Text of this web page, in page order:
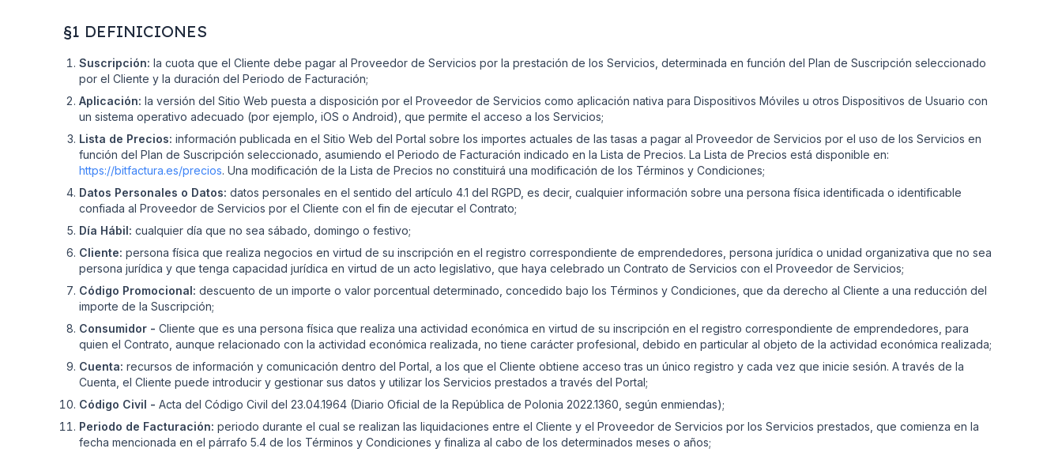
§1 DEFINICIONES
Suscripción: la cuota que el Cliente debe pagar al Proveedor de Servicios por la prestación de los Servicios, determinada en función del Plan de Suscripción seleccionado
por el Cliente y la duración del Periodo de Facturación;
Aplicación: la versión del Sitio Web puesta a disposición por el Proveedor de Servicios como aplicación nativa para Dispositivos Móviles u otros Dispositivos de Usuario con
un sistema operativo adecuado (por ejemplo, iOS o Android), que permite el acceso a los Servicios;
Lista de Precios: información publicada en el Sitio Web del Portal sobre los importes actuales de las tasas a pagar al Proveedor de Servicios por el uso de los Servicios en
función del Plan de Suscripción seleccionado, asumiendo el Periodo de Facturación indicado en la Lista de Precios. La Lista de Precios está disponible en:
https://bitfactura.es/precios. Una modificación de la Lista de Precios no constituirá una modificación de los Términos y Condiciones;
Datos Personales o Datos: datos personales en el sentido del artículo 4.1 del RGPD, es decir, cualquier información sobre una persona física identificada o identificable
confiada al Proveedor de Servicios por el Cliente con el fin de ejecutar el Contrato;
Día Hábil: cualquier día que no sea sábado, domingo o festivo;
Cliente: persona física que realiza negocios en virtud de su inscripción en el registro correspondiente de emprendedores, persona jurídica o unidad organizativa que no sea
persona jurídica y que tenga capacidad jurídica en virtud de un acto legislativo, que haya celebrado un Contrato de Servicios con el Proveedor de Servicios;
Código Promocional: descuento de un importe o valor porcentual determinado, concedido bajo los Términos y Condiciones, que da derecho al Cliente a una reducción del
importe de la Suscripción;
Consumidor - Cliente que es una persona física que realiza una actividad económica en virtud de su inscripción en el registro correspondiente de emprendedores, para
quien el Contrato, aunque relacionado con la actividad económica realizada, no tiene carácter profesional, debido en particular al objeto de la actividad económica realizada;
Cuenta: recursos de información y comunicación dentro del Portal, a los que el Cliente obtiene acceso tras un único registro y cada vez que inicie sesión. A través de la
Cuenta, el Cliente puede introducir y gestionar sus datos y utilizar los Servicios prestados a través del Portal;
Código Civil - Acta del Código Civil del 23.04.1964 (Diario Oficial de la República de Polonia 2022.1360, según enmiendas);
Periodo de Facturación: periodo durante el cual se realizan las liquidaciones entre el Cliente y el Proveedor de Servicios por los Servicios prestados, que comienza en la
fecha mencionada en el párrafo 5.4 de los Términos y Condiciones y finaliza al cabo de los determinados meses o años;